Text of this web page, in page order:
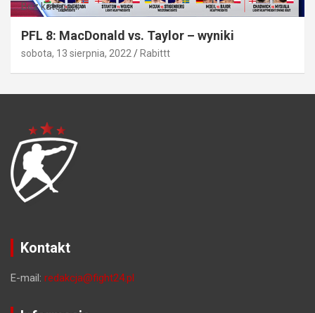
Bez kategorii
PFL 8: MacDonald vs. Taylor – wyniki
sobota, 13 sierpnia, 2022 Rabittt
Kontakt
E-mail: redakcja@fight24.pl